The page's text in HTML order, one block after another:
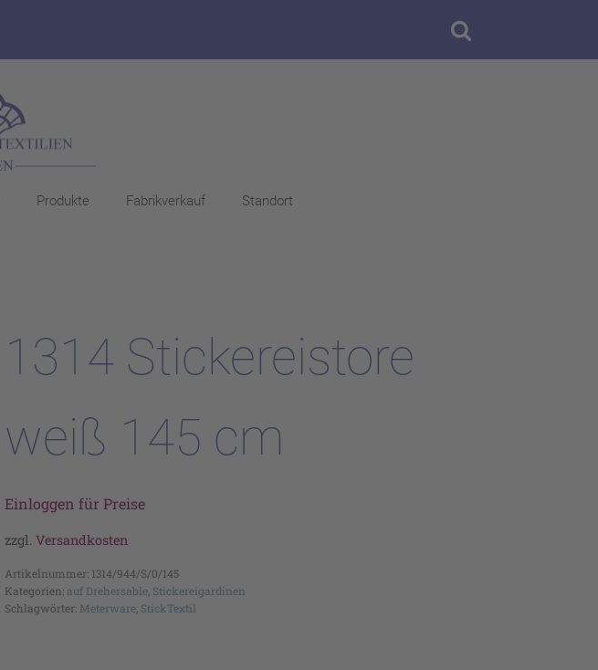
Produkte Fabrikverkauf Standort
1314 Stickereistore
weiß 145 cm
Einloggen für Preise
zzgl. Versandkosten
Artikelnummer: 1314/944/S/0/145
Kategorien: auf Drehersable, Stickereigardinen
Schlagwörter: Meterware, StickTextil